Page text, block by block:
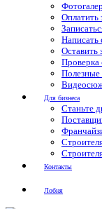
Оплатить
Написать
Оставить
Проверка
Полезные
Для бизнеса
Станьте
Контакты
Лобня